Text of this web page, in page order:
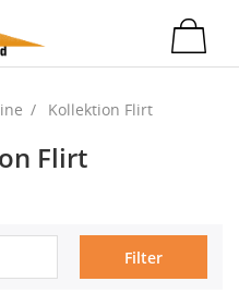
Kollektion Flirt
Flirt
Filter